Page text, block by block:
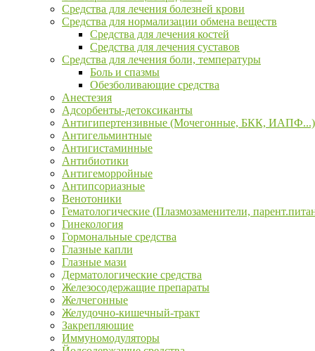
Средства для лечения болезней крови
Средства для нормализации обмена веществ
Средства для лечения костей
Средства для лечения суставов
Средства для лечения боли, температуры
Боль и спазмы
Обезболивающие средства
Анестезия
Адсорбенты-детоксиканты
Антигипертензивные (Мочегонные, БКК, ИАПФ...)
Антигельминтные
Антигистаминные
Антибиотики
Антигеморройные
Антипсориазные
Венотоники
Гематологические (Плазмозаменители,
Гинекология
Гормональные средства
Глазные капли
Глазные мази
Дерматологические средства
Железосодержащие препараты
Желчегонные
Желудочно-кишечный-тракт
Закрепляющие
Иммуномодуляторы